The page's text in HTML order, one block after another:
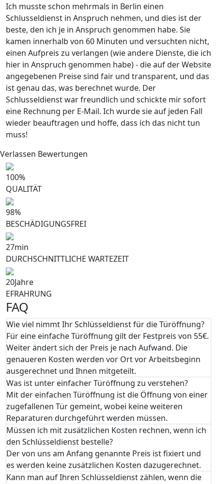
Ich musste schon mehrmals in Berlin einen
Schlusseldienst in Anspruch nehmen, und dies ist der
beste, den ich je in Anspruch genommen habe. Sie
kamen innerhalb von 60 Minuten und versuchten nicht,
einen Aufpreis zu verlangen (wie andere Dienste, die ich
hier in Anspruch genommen habe) - die auf der Website
angegebenen Preise sind fair und transparent, und das
ist genau das, was berechnet wurde. Der
Schlusseldienst war freundlich und schickte mir sofort
eine Rechnung per E-Mail. Ich wurde sie auf jeden Fall
wieder beauftragen und hoffe, dass ich das nicht tun
muss!
Verlassen Bewertungen
100%
QUALITÄT
98%
BESCHÄDIGUNGSFREI
27min
DURCHSCHNITTLICHE WARTEZEIT
20Jahre
EFRAHRUNG
FAQ
Wie viel nimmt Ihr Schlüsseldienst für die Türöffnung?
Für eine einfache Türöffnung gilt der Festpreis von 55€.
Weiter ändert sich der Preis je nach Aufwand. Die
genaueren Kosten werden vor Ort vor Arbeitsbeginn
ausgerechnet und Ihnen mitgeteilt.
Was ist unter einfacher Türöffnung zu verstehen?
Mit der einfachen Türöffnung ist die Öffnung von einer
zugefallenen Tür gemeint, wobei keine weiteren
Reparaturen durchgeführt werden müssen.
Müssen ich mit zusätzlichen Kosten rechnen, wenn ich
den Schlüsseldienst bestelle?
Der von uns am Anfang genannte Preis ist fixiert und
es werden keine zusätzlichen Kosten dazugerechnet.
Kann man auf Ihren Schlüsseldienst zählen, wenn die